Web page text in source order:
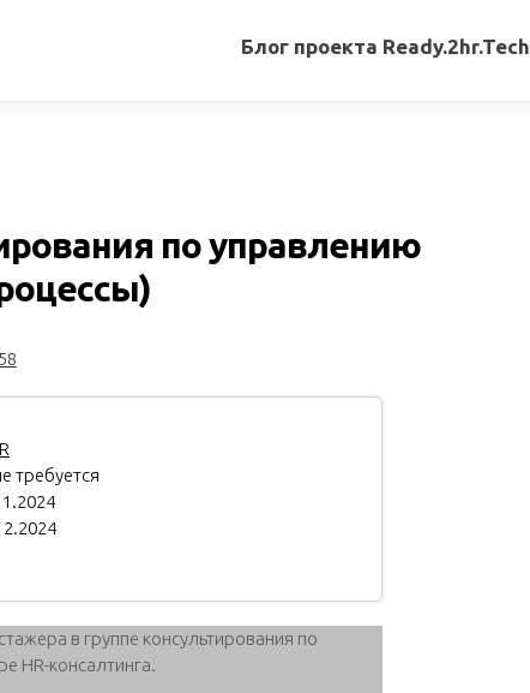
Блог проекта Ready.2hr.Tech
Авторские
по управлению
требуется
в группе консультирования по
HR-консалтинга.